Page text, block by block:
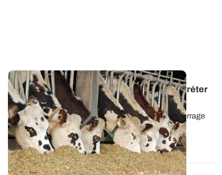
Qualité du maïs fourrage : comment interpréter
son bulletin d’analyse ?
L’analyse de la composition chimique d’un maïs fourrage
est essentielle afin d’ajuster les...
21 NOV. 2024